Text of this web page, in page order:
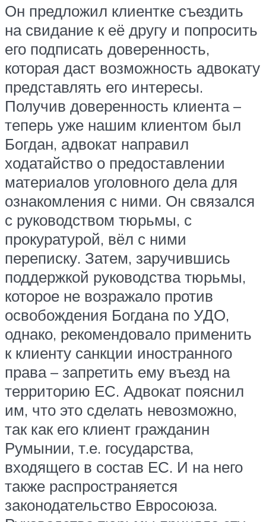
Он предложил клиентке съездить
на свидание к её другу и попросить
его подписать доверенность,
которая даст возможность адвокату
представлять его интересы.
Получив доверенность клиента –
теперь уже нашим клиентом был
Богдан, адвокат направил
ходатайство о предоставлении
материалов уголовного дела для
ознакомления с ними. Он связался
с руководством тюрьмы, с
прокуратурой, вёл с ними
переписку. Затем, заручившись
поддержкой руководства тюрьмы,
которое не возражало против
освобождения Богдана по УДО,
однако, рекомендовало применить
к клиенту санкции иностранного
права – запретить ему въезд на
территорию ЕС. Адвокат пояснил
им, что это сделать невозможно,
так как его клиент гражданин
Румынии, т.е. государства,
входящего в состав ЕС. И на него
также распространяется
законодательство Евросоюза.